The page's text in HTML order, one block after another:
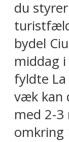
du
bydel
middag
fyldte
væk kan
med 2-
omkring